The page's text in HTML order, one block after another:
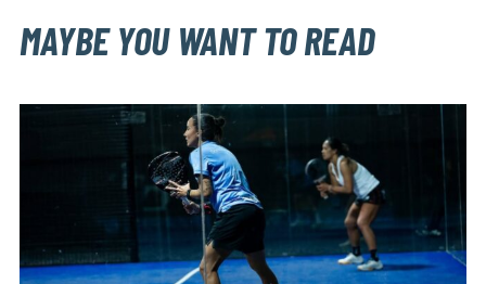
MAYBE YOU WANT TO READ